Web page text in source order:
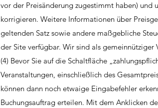
vor der Preisänderung zugestimmt haben)
korrigieren. Weitere Informationen über
geltenden Satz sowie andere maßgebliche
der Site verfügbar. Wir sind als gemeinnütziger
(4) Bevor Sie auf die Schaltfläche
Veranstaltungen, einschließlich des
können dann noch etwaige Eingabefehler
Buchungsauftrag erteilen. Mit dem Anklicken